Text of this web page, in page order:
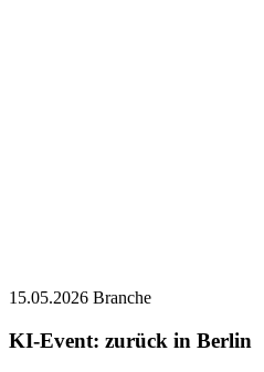
15.05.2026 Branche
KI-Event: zurück in Berlin